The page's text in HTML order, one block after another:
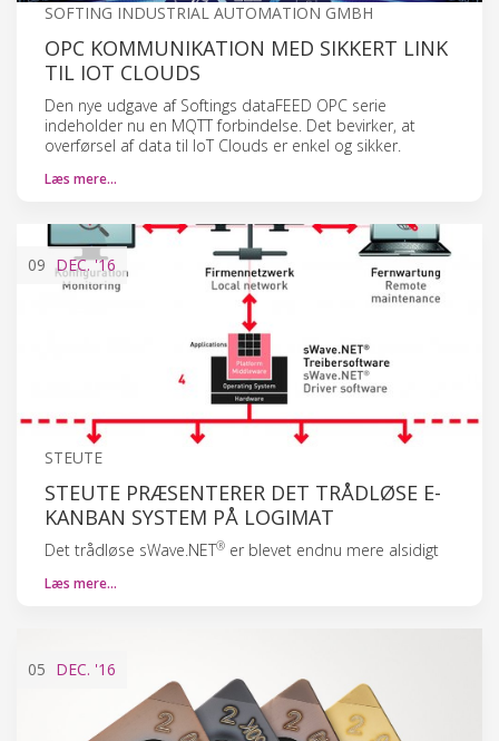
SOFTING INDUSTRIAL AUTOMATION GMBH
OPC KOMMUNIKATION MED SIKKERT LINK
TIL IOT CLOUDS
Den nye udgave af Softings dataFEED OPC serie
indeholder nu en MQTT forbindelse. Det bevirker, at
overførsel af data til IoT Clouds er enkel og sikker.
Læs mere…
09 DEC.'16
STEUTE
STEUTE PRÆSENTERER DET TRÅDLØSE E-
KANBAN SYSTEM PÅ LOGIMAT
Det trådløse sWave.NET® er blevet endnu mere alsidigt
Læs mere…
05 DEC. '16